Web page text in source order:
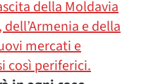
della Moldavia
e della
mercati e
così periferici.